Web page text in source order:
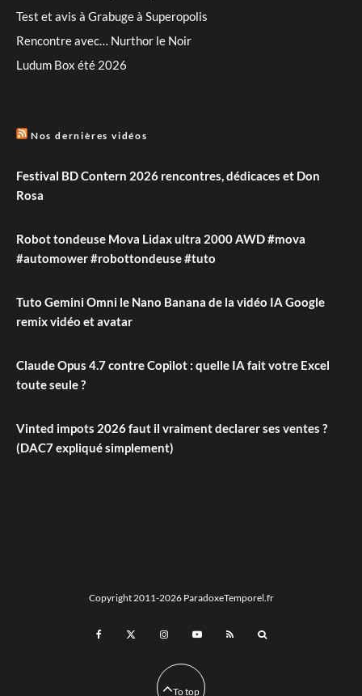
Test et avis à Grabuge à Superopolis
Rencontre avec… Nurthor le Noir
Ludum Box été 2026
Nos dernières vidéos
Festival BD Contern 2026 rencontres, dédicaces et Don
Rosa
Robot tondeuse Mova Lidax ultra 2000 AWD #mova
#automower #robottondeuse #tuto
Tuto Gemini Omni le Nano Banana de la vidéo IA Google
remix vidéo et avatar
Claude Opus 4.7 contre Copilot : quelle IA fait votre Excel
toute seule ?
Vinted impots 2026 faut il vraiment declarer ses ventes ?
(DAC7 expliqué simplement)
Copyright 2011-2026 ParadoxeTemporel.fr
To top